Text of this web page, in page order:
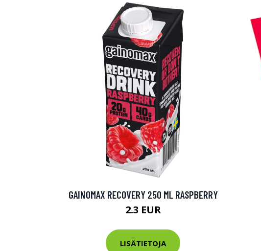
GAINOMAX RECOVERY 250 ML RASPBERRY
2.3 EUR
LISÄTIETOJA
Sponsoriltamme
IdealofMeD Kauppa
Kaikki IdealofMeDin
hintaan.